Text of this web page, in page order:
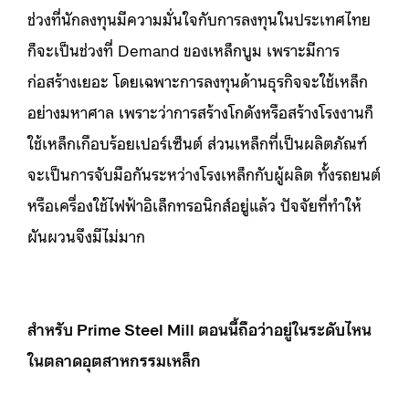
ช่วงที่นักลงทุนมีความมั่นใจกับการลงทุนในประเทศไทย
ก็จะเป็นช่วงที่ Demand ของเหล็กบูม เพราะมีการ
ก่อสร้างเยอะ โดยเฉพาะการลงทุนด้านธุรกิจจะใช้เหล็ก
อย่างมหาศาล เพราะว่าการสร้างโกดังหรือสร้างโรงงานก็
ใช้เหล็กเกือบร้อยเปอร์เซ็นต์ ส่วนเหล็กที่เป็นผลิตภัณฑ์
จะเป็นการจับมือกันระหว่างโรงเหล็กกับผู้ผลิต ทั้งรถยนต์
หรือเครื่องใช้ไฟฟ้าอิเล็กทรอนิกส์อยู่แล้ว ปัจจัยที่ทำให้
ผันผวนจึงมีไม่มาก
สำหรับ Prime Steel Mill ตอนนี้ถือว่าอยู่ในระดับไหน
ในตลาดอุตสาหกรรมเหล็ก